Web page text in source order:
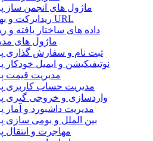
ماژول های انجمن ساز
ریدایرکت و بهینه سازی URL
داده های ساختار یافته و
ماژول های
ثبت نام و سفارش گذاری
نوتیفیکیشن و ایمیل
مدیریت قیمت
مدیریت حساب کاربری
واردسازی و خروجی گیری
مدیریت داشبورد و آمار
بین الملل و بومی سازی
مهاجرت و انتقال